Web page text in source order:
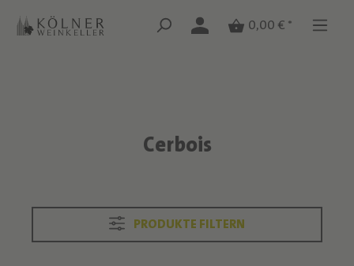
Zum Hauptinhalt springen
Zum Hauptinhalt springen
0,00 € *
Cerbois
PRODUKTE FILTERN